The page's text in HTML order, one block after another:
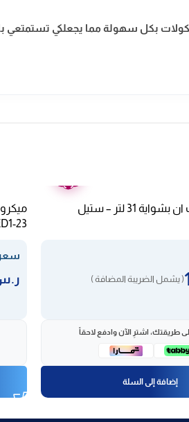
بكل سهولة مما يجعلكي تستمتعي
ميكرويف البا بلت ان بشواية 31 لتر – ستيل
( يشمل الضريبة المضافة )
طريقتك، اشترِ الآن وادفع لاحقاً
إضافة إلى السلة
23
سعر